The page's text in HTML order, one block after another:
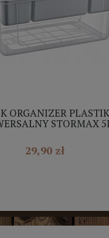
ORGANIZER
STORMAX
29,90 zł